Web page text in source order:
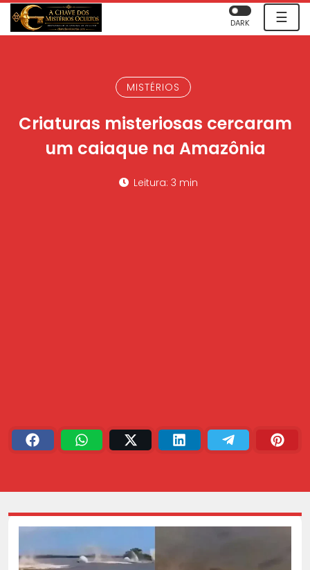
☰
DARK
MISTÉRIOS
Criaturas misteriosas cercaram
um caiaque na Amazônia
Leitura: 3 min